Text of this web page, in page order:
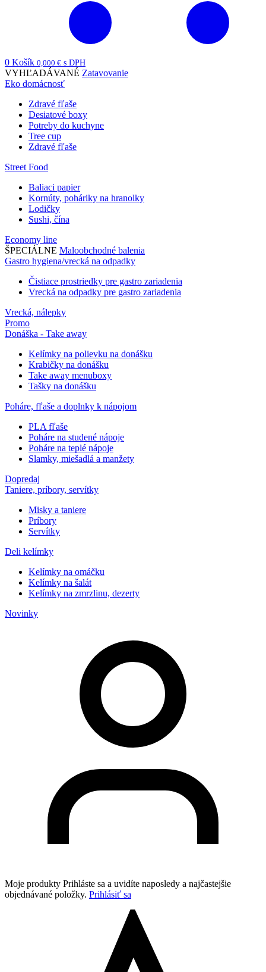
0 Košík 0,000 € s DPH
VYHĽADÁVANÉ Zatavovanie
Eko domácnosť
Zdravé fľaše
Desiatové boxy
Potreby do kuchyne
Tree cup
Zdravé fľaše
Street Food
Baliaci papier
Kornúty, poháriky na hranolky
Lodičky
Sushi, čína
Economy line
ŠPECIÁLNE Maloobchodné balenia
Gastro hygiena/vrecká na odpadky
Čistiace prostriedky pre gastro zariadenia
Vrecká na odpadky pre gastro zariadenia
Vrecká, nálepky
Promo
Donáška - Take away
Kelímky na polievku na donášku
Krabičky na donášku
Take away menuboxy
Tašky na donášku
Poháre, fľaše a doplnky k nápojom
PLA fľaše
Poháre na studené nápoje
Poháre na teplé nápoje
Slamky, miešadlá a manžety
Dopredaj
Taniere, príbory, servítky
Misky a taniere
Príbory
Servítky
Deli kelímky
Kelímky na omáčku
Kelímky na šalát
Kelímky na zmrzlinu, dezerty
Novinky
Moje produkty Prihláste sa a uvidíte naposledy a najčastejšie
objednávané položky. Prihlásiť sa